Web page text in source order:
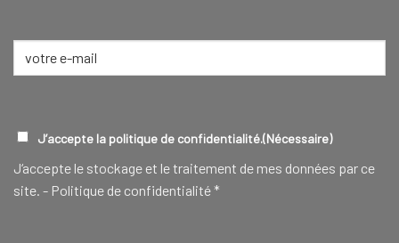
RGPD(NÉCESSAIRE)
J’accepte la politique de confidentialité.(Nécessaire)
J‘accepte le stockage et le traitement de mes données par ce
site. - Politique de confidentialité*